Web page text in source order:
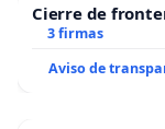
Cierre de
3 firmas
Aviso de